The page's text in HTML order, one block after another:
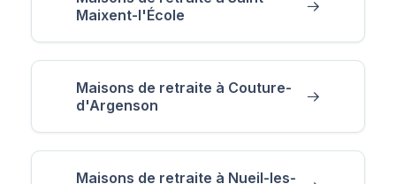
Maixent-l'École
Maisons de retraite à Couture-
d'Argenson
Maisons de retraite à Nueil-les-